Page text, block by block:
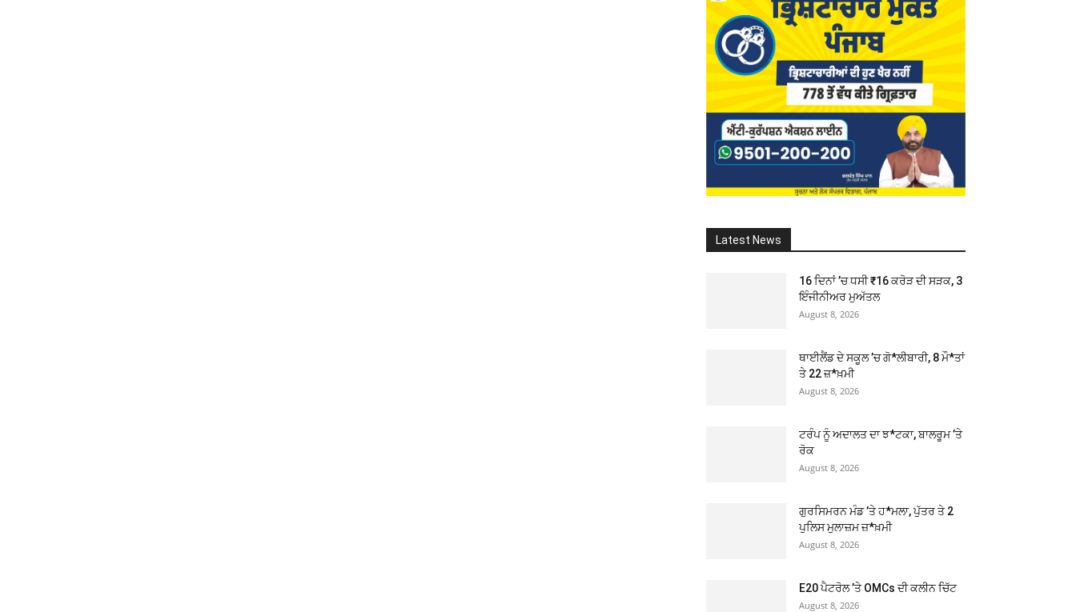
Latest News
16 ਦਿਨਾਂ ’ਚ ਧਸੀ ₹16 ਕਰੋੜ ਦੀ ਸੜਕ, 3
ਇੰਜੀਨੀਅਰ ਮੁਅੱਤਲ
August 8, 2026
ਥਾਈਲੈਂਡ ਦੇ ਸਕੂਲ ’ਚ ਗੋ*ਲੀਬਾਰੀ, 8 ਮੌ*ਤਾਂ
ਤੇ 22 ਜ਼*ਖ਼ਮੀ
August 8, 2026
ਟਰੰਪ ਨੂੰ ਅਦਾਲਤ ਦਾ ਝ*ਟਕਾ, ਬਾਲਰੂਮ ’ਤੇ
ਰੋਕ
August 8, 2026
ਗੁਰਸਿਮਰਨ ਮੰਡ ’ਤੇ ਹ*ਮਲਾ, ਪੁੱਤਰ ਤੇ 2
ਪੁਲਿਸ ਮੁਲਾਜ਼ਮ ਜ਼*ਖ਼ਮੀ
August 8, 2026
E20 ਪੈਟਰੋਲ ’ਤੇ OMCs ਦੀ ਕਲੀਨ ਚਿੱਟ
August 8, 2026